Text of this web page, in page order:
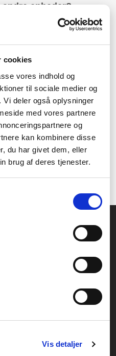
cookies
vores indhold og
til sociale medier og
deler også oplysninger
med vores partnere
og
kan kombinere disse
du har givet dem, eller
brug af deres tjenester.
Vis detaljer
enheder?
skyldes det typisk AirDrop-
Komplet guide 2026
Apple og pas på kontoen
guide til begyndere og
i en Airfryer
Opret reklamation